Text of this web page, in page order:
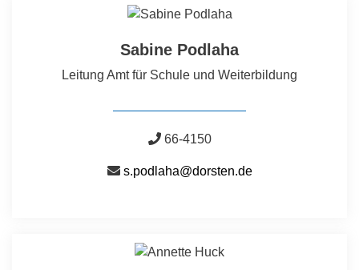
Sabine Podlaha
Leitung Amt für Schule und Weiterbildung
66-4150
s.podlaha@dorsten.de